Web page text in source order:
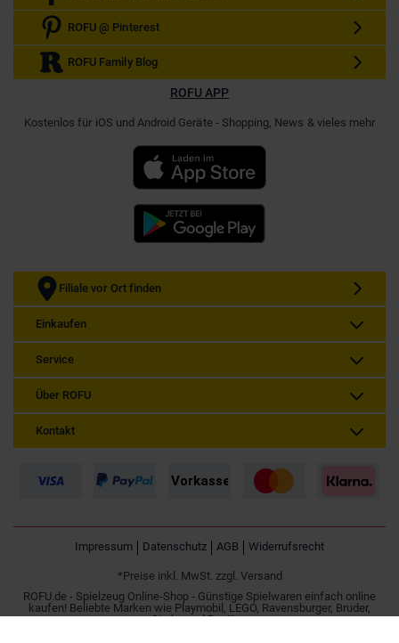
ROFU @ Pinterest
ROFU Family Blog
ROFU APP
Kostenlos für iOS und Android Geräte - Shopping, News & vieles mehr
Filiale vor Ort finden
Einkaufen
Service
Über ROFU
Kontakt
Impressum Datenschutz AGB Widerrufsrecht
*Preise inkl. MwSt. zzgl. Versand
ROFU.de - Spielzeug Online-Shop - Günstige Spielwaren einfach online
kaufen! Beliebte Marken wie Playmobil, LEGO, Ravensburger, Bruder,
Simba und Besttoy.